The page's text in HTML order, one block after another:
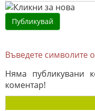
Въведете символите
Няма публикувани
коментар!